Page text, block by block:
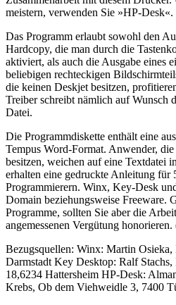
meistern, verwenden Sie »HP-Desk«.
Das Programm erlaubt sowohl den
Hardcopy, die man durch die
aktiviert, als auch die Ausgabe eines
beliebigen rechteckigen
die keinen Deskjet besitzen,
Treiber schreibt nämlich auf Wunsch
Datei.
Die Programmdiskette enthält eine
Tempus Word-Format. Anwender,
besitzen, weichen auf eine Textdatei
erhalten eine gedruckte Anleitung für
Programmierern. Winx, Key-Desk
Domain beziehungsweise Freeware.
Programme, sollten Sie aber die
angemessenen Vergütung honorieren.
Bezugsquellen: Winx: Martin Osieka,
Darmstadt Key Desktop: Ralf
18,6234 Hattersheim HP-Desk:
Krebs, Ob dem Viehweidle 3, 7400